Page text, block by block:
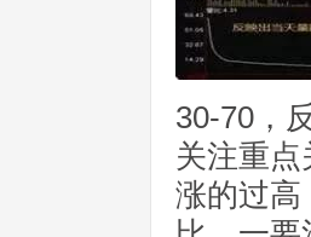
30-70，
关注重
涨的过高